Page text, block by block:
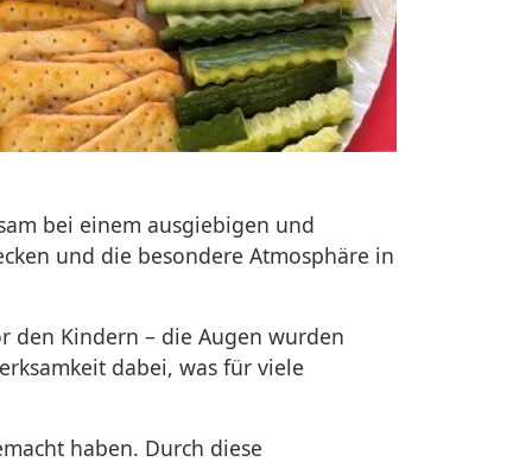
bei einem ausgiebigen und
und die besondere Atmosphäre in
den Kindern – die Augen wurden
dabei, was für viele
haben. Durch diese